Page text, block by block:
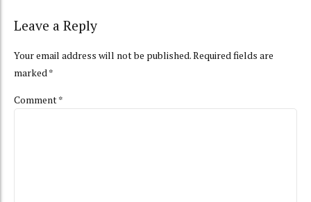
Leave a Reply
Your email address will not be published. Required fields are
marked *
Comment*